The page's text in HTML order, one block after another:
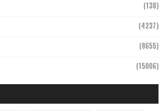
(138)
(4237)
(8655)
(15006)